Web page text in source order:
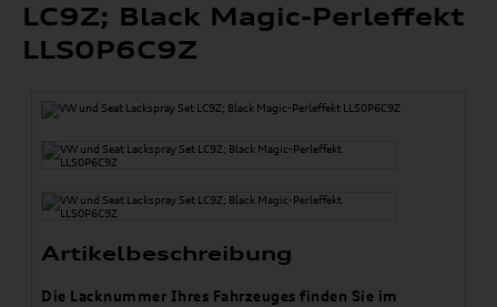
LC9Z; Black Magic-Perleffekt
LLS0P6C9Z
Artikelbeschreibung
Die Lacknummer Ihres Fahrzeuges finden Sie im